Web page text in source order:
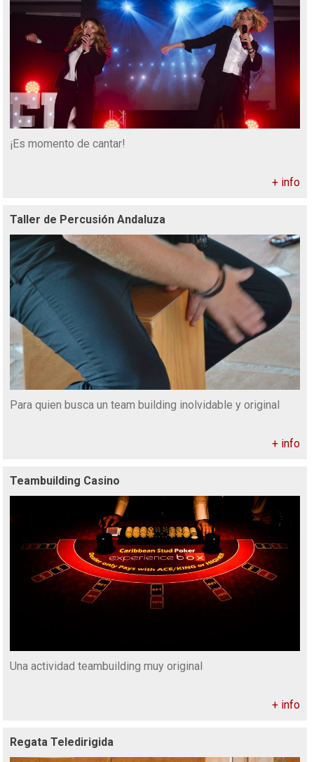
¡Es momento de cantar!
+ info
Taller de Percusión Andaluza
Para quien busca un team building inolvidable y original
+ info
Teambuilding Casino
Una actividad teambuilding muy original
+ info
Regata Teledirigida